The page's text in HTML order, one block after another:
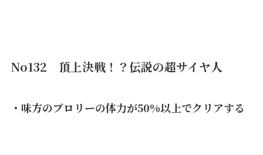
No132 頂上決戦！？伝説の超サイヤ人
・味方のブロリーの体力が50%以上でクリアする